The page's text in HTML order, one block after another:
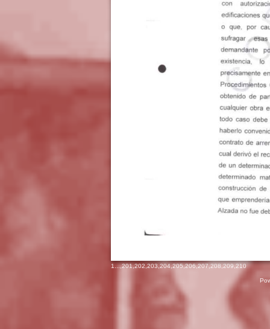
1 ...,201,202,203,204,205,206,207,208,209,210